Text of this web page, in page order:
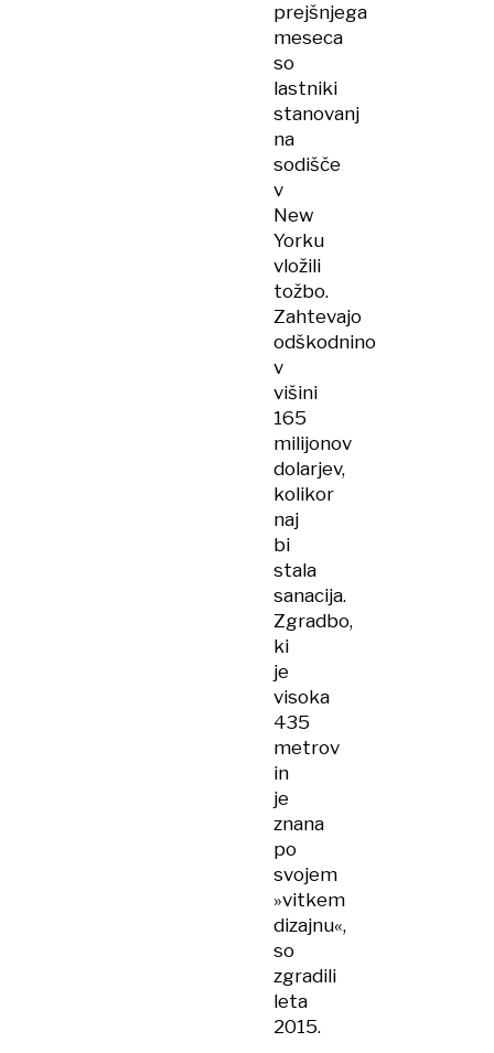
prejšnjega
meseca
so
lastniki
stanovanj
na
sodišče
v
New
Yorku
vložili
tožbo.
Zahtevajo
odškodnino
v
višini
165
milijonov
dolarjev,
kolikor
naj
bi
stala
sanacija.
Zgradbo,
ki
je
visoka
435
metrov
in
je
znana
po
svojem
»vitkem
dizajnu«,
so
zgradili
leta
2015.